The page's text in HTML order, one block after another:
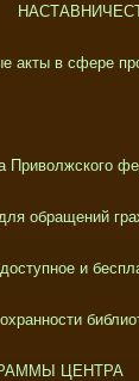
акты в сфере
Приволжского
обращений
и
ЦЕНТРА